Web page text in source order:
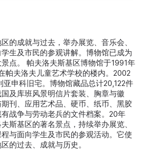
的成就与过去，举办展览、音乐会、
生及市民的参观讲解。博物馆已成为
点。 帕夫洛夫斯基区博物馆于1991年
帕夫洛夫儿童艺术学校的楼内。2002
申科旧宅。博物馆藏品总计20,122件
国及库班风景明信片套装、胸章与徽
刊、应用艺术品、硬币、纸币、黑胶
战争与劳动老兵的文件档案。20年
斯基区的著名景点，持续举办展览、
与面向学生及市民的参观活动。它使
的过去、成就与历史。